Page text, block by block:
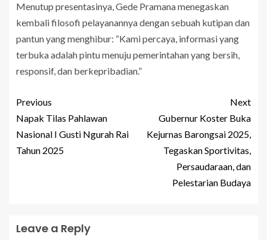
Menutup presentasinya, Gede Pramana menegaskan
kembali filosofi pelayanannya dengan sebuah kutipan dan
pantun yang menghibur: “Kami percaya, informasi yang
terbuka adalah pintu menuju pemerintahan yang bersih,
responsif, dan berkepribadian.”
Previous
Napak Tilas Pahlawan
Nasional I Gusti Ngurah Rai
Tahun 2025
Next
Gubernur Koster Buka
Kejurnas Barongsai 2025,
Tegaskan Sportivitas,
Persaudaraan, dan
Pelestarian Budaya
Leave a Reply